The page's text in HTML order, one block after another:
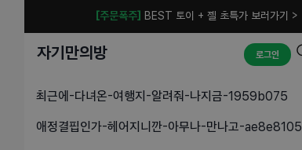
[주문폭주] BEST 토이 + 젤 초특가 보러가기 >
자기만의방 로그인
최근에-다녀온-여행지-알려줘-나지금-1959b075
애정결핍인가-헤어지니깐-아무나-만나고-ae8e8105